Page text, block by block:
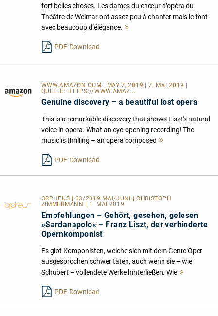
fort belles choses. Les dames du chœur d’opéra du
Théâtre de Weimar ont assez peu à chanter mais le font
avec beaucoup d’élégance.
PDF-Download
WWW.AMAZON.COM | MAY 7, 2019 | 7. MAI 2019 |
QUELLE: HTTPS://WWW.AMAZ...
Genuine discovery – a beautiful lost opera
This is a remarkable discovery that shows Liszt's natural
voice in opera. What an eye-opening recording! The
music is thrilling – an opera composed
PDF-Download
ORPHEUS | 03/2019 MAI/JUNI | CHRISTOPH
ZIMMERMANN | 1. MAI 2019
Empfehlungen – Gehört, gesehen, gelesen
»Sardanapolo« – Franz Liszt, der verhinderte
Opernkomponist
Es gibt Komponisten, welche sich mit dem Genre Oper
ausgesprochen schwer taten, auch wenn sie – wie
Schubert – vollendete Werke hinterließen. Wie
PDF-Download